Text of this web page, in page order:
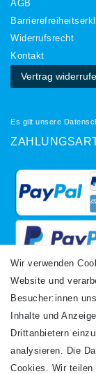
AGB
Widerrufs­recht
Kontakt
Vertrag
Es gilt unsere
Wir verwenden
Website und
Besucher:innen
Inhalte und
Drittanbietern
analysieren. Die
Cookies. Wir